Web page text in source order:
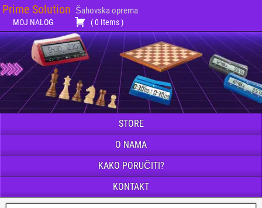
Prime Solution Šahovska oprema
MOJ NALOG (0 Items)
STORE
O NAMA
KAKO PORUČITI?
KONTAKT